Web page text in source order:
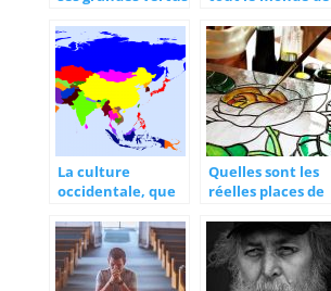
La culture
occidentale, que
exactement?
Quelles sont les
réelles places de
société ?